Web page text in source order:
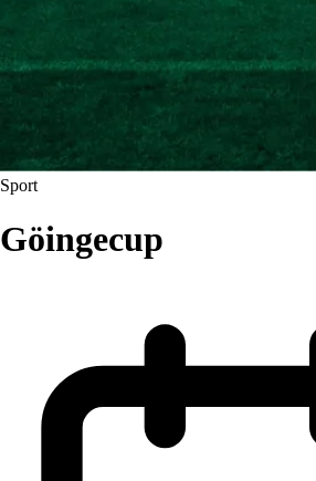
Sport
Göingecup